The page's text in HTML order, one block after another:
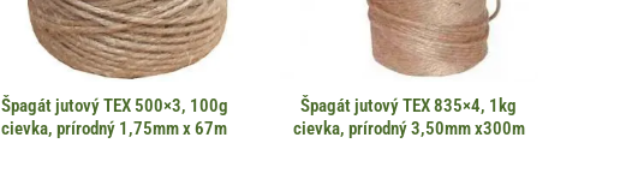
Špagát jutový TEX 500×3, 100g
cievka, prírodný 1,75mm x 67m
Špagát jutový TEX 835×4, 1kg
cievka, prírodný 3,50mm x300m